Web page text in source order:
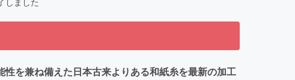
を兼ね備えた日本古来よりある和紙糸を最新の加工